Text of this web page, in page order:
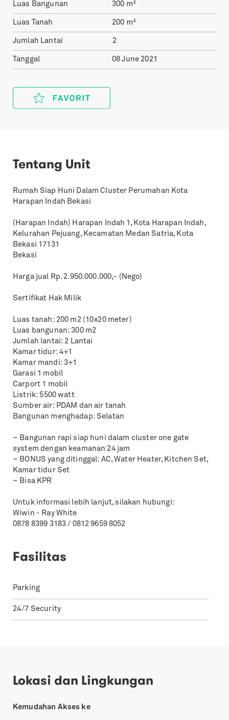
Luas Bangunan 300 m²
Luas Tanah 200 m²
Jumlah Lantai 2
Tanggal 08 June 2021
Tentang Unit
Rumah Siap Huni Dalam Cluster Perumahan Kota
Harapan Indah Bekasi
(Harapan Indah) Harapan Indah 1, Kota Harapan Indah,
Kelurahan Pejuang, Kecamatan Medan Satria, Kota
Bekasi 17131
Bekasi
Harga jual Rp. 2.950.000.000,- (Nego)
Sertifikat Hak Milik
Luas tanah: 200 m2 (10x20 meter)
Luas bangunan: 300 m2
Jumlah lantai: 2 Lantai
Kamar tidur: 4+1
Kamar mandi: 3+1
Garasi 1 mobil
Carport 1 mobil
Listrik: 5500 watt
Sumber air: PDAM dan air tanah
Bangunan menghadap: Selatan
~ Bangunan rapi siap huni dalam cluster one gate
system dengan keamanan 24 jam
~ BONUS yang ditinggal: AC, Water Heater, Kitchen Set,
Kamar tidur Set
~ Bisa KPR
Untuk informasi lebih lanjut, silakan hubungi:
Wiwin - Ray White
0878 8399 3183 / 0812 9659 8052
Fasilitas
Parking
24/7 Security
Lokasi dan Lingkungan
Kemudahan Akses ke